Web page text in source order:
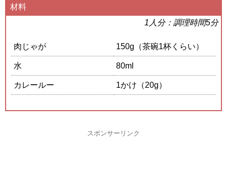
材料
1人分：調理時間5分
肉じゃが 150g（茶碗1杯くらい）
水 80ml
カレールー 1かけ（20g）
スポンサーリンク